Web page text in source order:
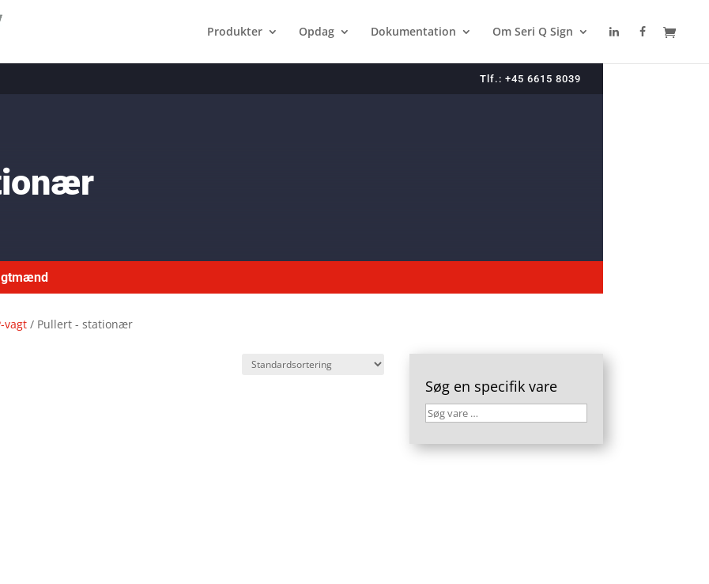
Produkter Opdag Dokumentation Om Seri Q Sign
Tlf.: +45 6615 8039
vagt / Pullert - stationær
Søg en specifik vare
Søg
…